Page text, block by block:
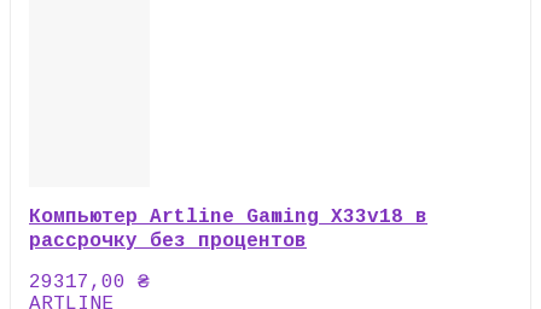
Компьютер Artline Gaming X33v18 в
рассрочку без процентов
29317,00 ₴
ARTLINE